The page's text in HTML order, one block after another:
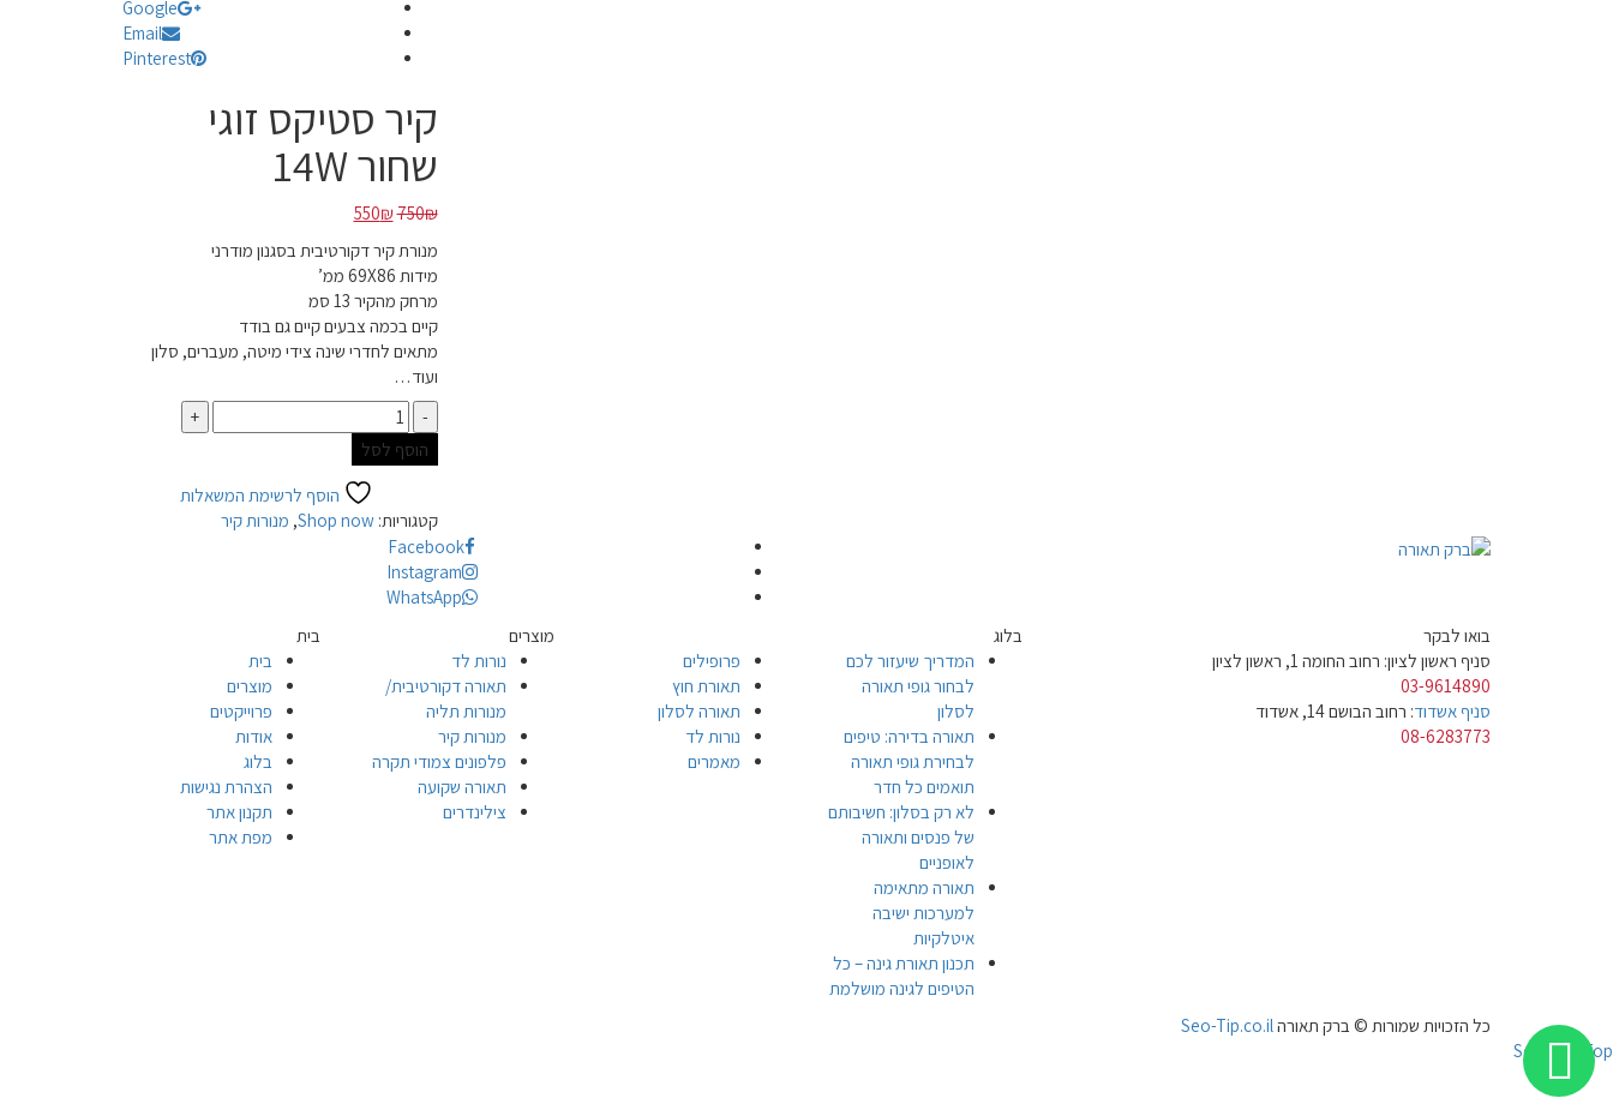
Google
Email
Pinterest
קיר סטיקס זוגי
שחור 14W
750₪
המחיר
היה:
750₪.
550₪
הוא:
550₪.
מנורת קיר דקורטיבית בסגנון מודרני
מידות 69X86 ממ’
מרחק מהקיר 13 סמ
קיים בכמה צבעים קיים גם בודד
מתאים לחדרי שינה צידי מיטה, מעברים, סלון
ועוד…
כמות
הוסף לסל
הוסף לרשימת המשאלות
קטגוריות:Shop now
, מנורות קיר
Facebook
Instagram
WhatsApp
בית
בית
מוצרים
פרוייקטים
אודות
בלוג
הצהרת נגישות
תקנון אתר
מפת אתר
מוצרים
נורות לד
תאורה דקורטיבית/
מנורות תליה
מנורות קיר
פלפונים צמודי תקרה
תאורה שקועה
צילינדרים
פרופילים
תאורת חוץ
תאורה לסלון
נורות לד
מאמרים
בלוג
המדריך שיעזור לכם
לבחור גופי תאורה
לסלון
תאורה בדירה: טיפים
לבחירת גופי תאורה
תואמים כל חדר
לא רק בסלון: חשיבותם
של פנסים ותאורה
לאופניים
תאורה מתאימה
למערכות ישיבה
איטלקיות
תכנון תאורת גינה – כל
הטיפים לגינה מושלמת
בואו לבקר
סניף ראשון לציון: רחוב החומה 1, ראשון לציון
03-9614890
סניף אשדוד: רחוב הבושם 14, אשדוד
08-6283773
כל הזכויות שמורות © ברק תאורה Seo-Tip.co.il
Scroll To Top